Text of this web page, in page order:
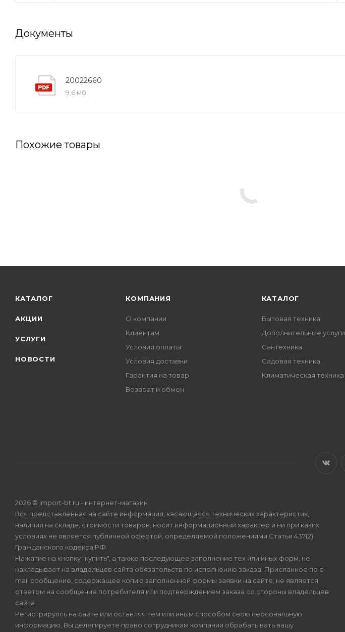
Документы
20022660
9,6 мб
Похожие товары
КАТАЛОГ
АКЦИИ
УСЛУГИ
НОВОСТИ
КОМПАНИЯ
О компании
Клиентам
Условия оплаты
Условия доставки
Гарантия на товар
Возврат и обмен
КАТАЛОГ
Бытовая техника
Дополнительные услуги
Сантехника
Садовая техника
Климатическая техника
2026 © Import-bt.ru - интернет-магазин
Вся представленная на сайте информация, касающаяся технических характеристик,
наличия на складе, стоимости товаров, носит информационный характер и ни при каких
условиях не является публичной офертой, определяемой положениями Статьи 437(2)
Гражданского кодекса РФ.
Нажатие на кнопку "купить", а также последующее заполнение тех или иных форм, не
накладывает на владельцев сайта обязательств по исполнению заказа. Присланное по e-
mail сообщение, содержащее копию заполненной формы заявки на сайте, не является
ответом на сообщение потребителя или подтверждением заказа со стороны владельцев
сайта.
Регистрируясь на сайте или оставляя тем или иным способом свою персональную
информацию, Вы делегируете право сотрудникам компании обрабатывать вашу